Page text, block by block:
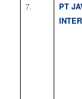
7.
PT